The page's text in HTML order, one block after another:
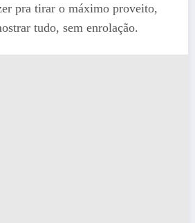
pra tirar o máximo proveito,
tudo, sem enrolação.